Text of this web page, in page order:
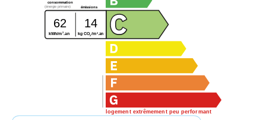
logement extrêmement peu performant
consommation
émissions
(énergie primaire)
62 14
kWh/m 2 .an kg CO2/m2.an